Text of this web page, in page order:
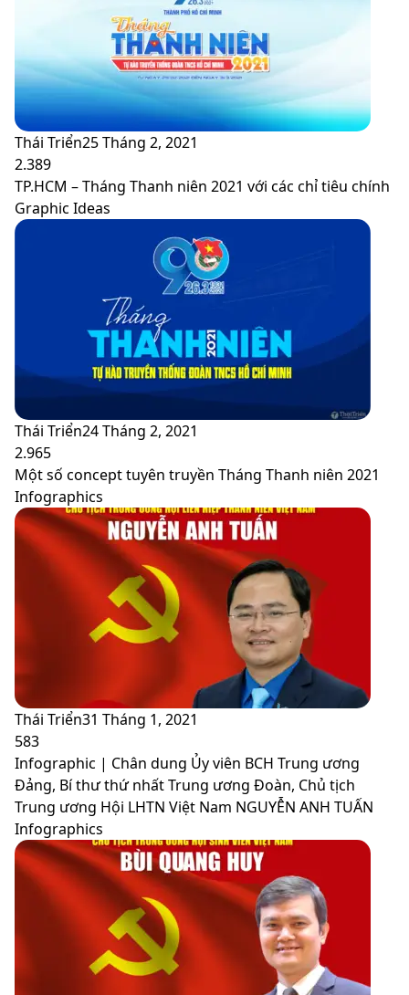
Thái Triển25 Tháng 2, 2021
2.389
TP.HCM – Tháng Thanh niên 2021 với các chỉ tiêu chính
Graphic Ideas
Thái Triển24 Tháng 2, 2021
2.965
Một số concept tuyên truyền Tháng Thanh niên 2021
Infographics
Thái Triển31 Tháng 1, 2021
583
Infographic | Chân dung Ủy viên BCH Trung ương
Đảng, Bí thư thứ nhất Trung ương Đoàn, Chủ tịch
Trung ương Hội LHTN Việt Nam NGUYỄN ANH TUẤN
Infographics